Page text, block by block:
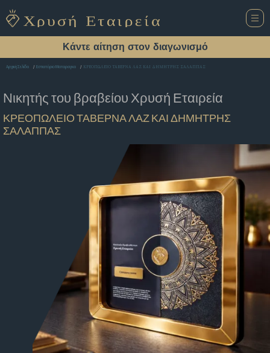
Κάντε αίτηση στον διαγωνισμό
Αρχική Σελίδα Εστιατόριο Ματαραγκα ΚΡΕΟΠΩΛΕΙΟ ΤΑΒΕΡΝΑ ΛΑΖ ΚΑΙ ΔΗΜΗΤΡΗΣ ΣΑΛΑΠΠΑΣ
Νικητής του βραβείου Χρυσή Εταιρεία
ΚΡΕΟΠΩΛΕΙΟ ΤΑΒΕΡΝΑ ΛΑΖ ΚΑΙ ΔΗΜΗΤΡΗΣ
ΣΑΛΑΠΠΑΣ